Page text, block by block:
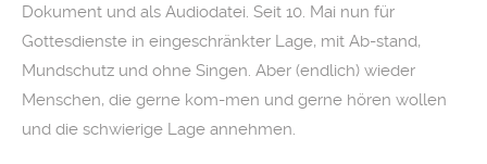
Dokument und als Audiodatei. Seit 10. Mai nun für
Gottesdienste in eingeschränkter Lage, mit Ab-stand,
Mundschutz und ohne Singen. Aber (endlich) wieder
Menschen, die gerne kom-men und gerne hören wollen
und die schwierige Lage annehmen.